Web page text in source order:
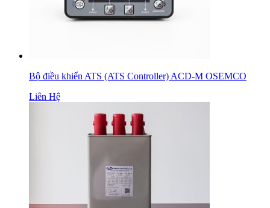
Bộ điều khiển ATS (ATS Controller) ACD-M OSEMCO
Liên Hệ